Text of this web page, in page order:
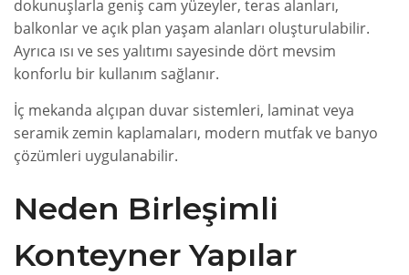
dokunuşlarla geniş cam yüzeyler, teras alanları,
balkonlar ve açık plan yaşam alanları oluşturulabilir.
Ayrıca ısı ve ses yalıtımı sayesinde dört mevsim
konforlu bir kullanım sağlanır.
İç mekanda alçıpan duvar sistemleri, laminat veya
seramik zemin kaplamaları, modern mutfak ve banyo
çözümleri uygulanabilir.
Neden Birleşimli
Konteyner Yapılar